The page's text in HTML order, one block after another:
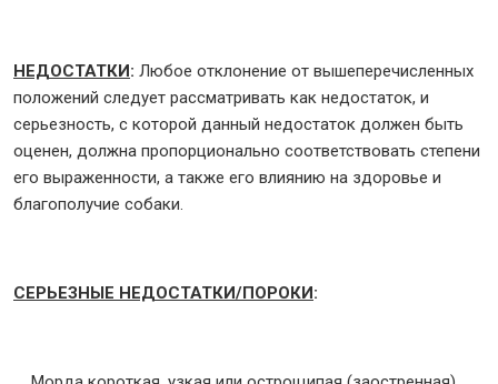
НЕДОСТАТКИ: Любое отклонение от вышеперечисленных
положений следует рассматривать как недостаток, и
серьезность, с которой данный недостаток должен быть
оценен, должна пропорционально соответствовать степени
его выраженности, а также его влиянию на здоровье и
благополучие собаки.
СЕРЬЕЗНЫЕ НЕДОСТАТКИ/ПОРОКИ: